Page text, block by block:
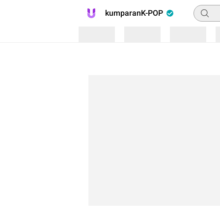
kumparanK-POP